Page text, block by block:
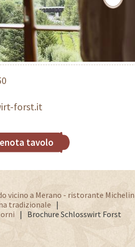
forst.it
tavolo
vicino a Merano - ristorante Michelin
tradizionale
Brochure Schlosswirt Forst